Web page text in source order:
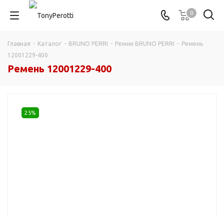
0
Главная - Каталог - BRUNO PERRI - Ремни BRUNO PERRI - Ремень
12001229-400
Ремень 12001229-400
25%